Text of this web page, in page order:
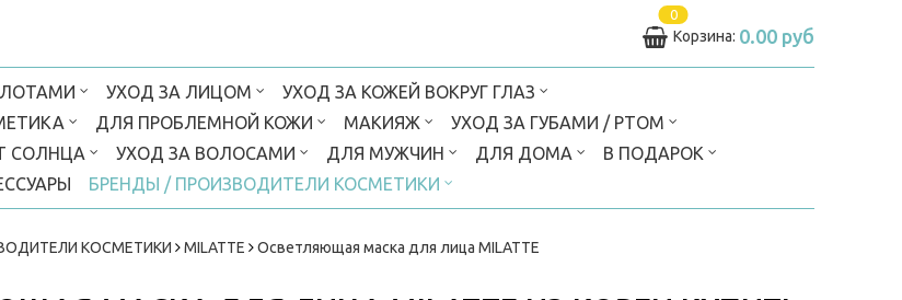
0
Корзина: 0.00 руб
УХОД ЗА ЛИЦОМ
УХОД ЗА КОЖЕЙ ВОКРУГ ГЛАЗ
ДЛЯ ПРОБЛЕМНОЙ КОЖИ МАКИЯЖ
УХОД ЗА ГУБАМИ / РТОМ
СОЛНЦА УХОД ЗА ВОЛОСАМИ ДЛЯ МУЖЧИН ДЛЯ ДОМА
В ПОДАРОК
БРЕНДЫ / ПРОИЗВОДИТЕЛИ КОСМЕТИКИ
КОСМЕТИКИ MILATTE Осветляющая маска для лица MILATTE